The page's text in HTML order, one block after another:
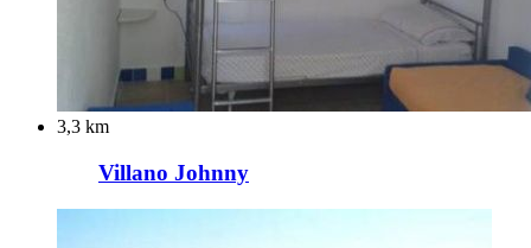
3,3 km
Villano Johnny